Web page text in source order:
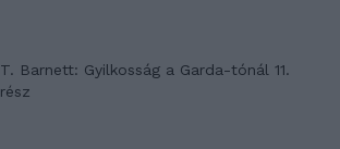
T. Barnett: Gyilkosság a Garda-tónál 11.
rész